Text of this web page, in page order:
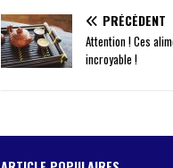
PRÉCÉDENT
Attention ! Ces
incroyable !